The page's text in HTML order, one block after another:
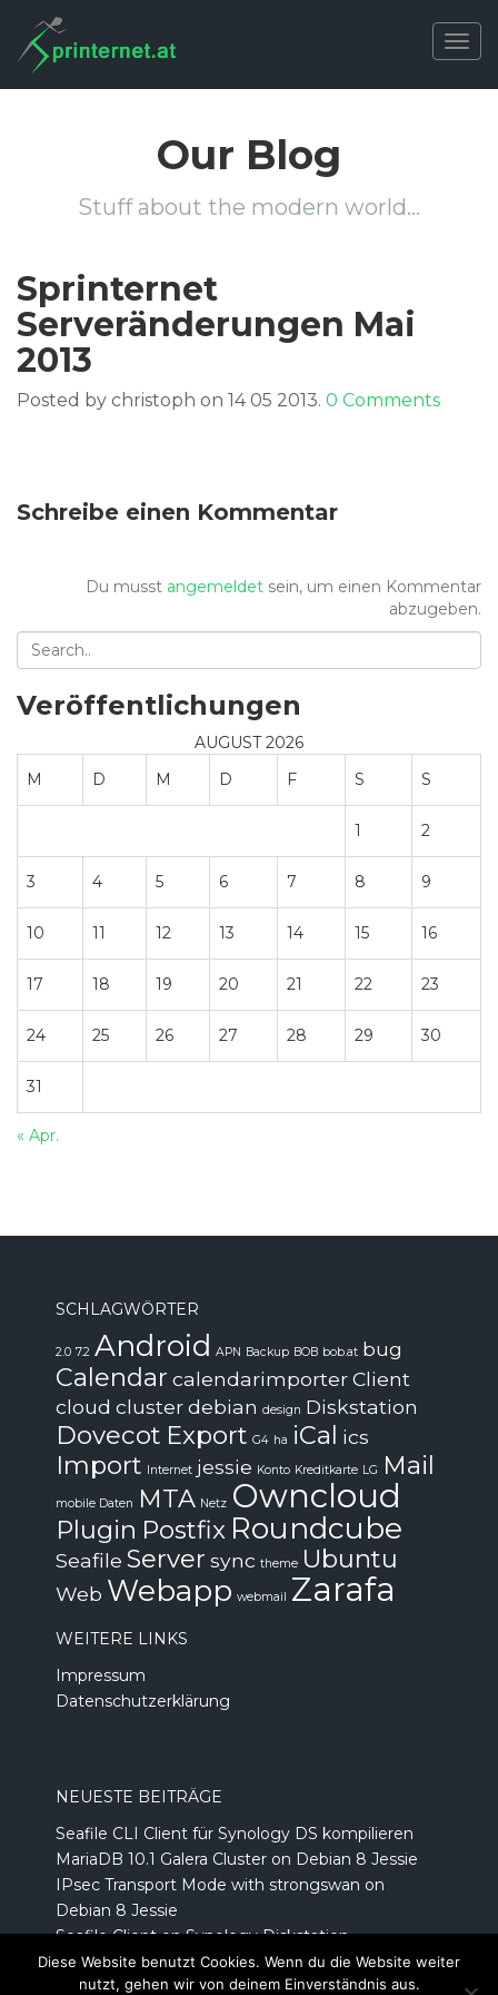
Our Blog
Stuff about the modern world…
Sprinternet
Serveränderungen Mai
2013
Posted by christoph on 14 05 2013. 0 Comments
Schreibe einen Kommentar
Du musst angemeldet sein, um einen Kommentar
abzugeben.
Veröffentlichungen
AUGUST 2026
M
D M D F S S
1 2
3 4 5 6 7 8 9
10 11 12 13 14 15 16
17 18 19 20 21 22 23
24 25 26 27 28 29 30
31
« Apr.
SCHLAGWÖRTER
2.0 7.2 Android APN Backup BOB bob.at bug
Calendar calendarimporterClient
cloud clusterdebian design Diskstation
Dovecot Export G4 ha iCal ics
Import Internet jessie Konto Kreditkarte LG Mail
mobile Daten MTA Netz Owncloud
Plugin Postfix Roundcube
Seafile Server sync theme Ubuntu
Web Webapp webmail Zarafa
WEITERE LINKS
Impressum
Datenschutzerklärung
NEUESTE BEITRÄGE
Seafile CLI Client für Synology DS kompilieren
MariaDB 10.1 Galera Cluster on Debian 8 Jessie
IPsec Transport Mode with strongswan on
Debian 8 Jessie
Seafile Client on Synology Diskstation
Prepaid Kreditkarte von number26.de
Diese Website benutzt Cookies. Wenn du die Website weiter
nutzt, gehen wir von deinem Einverständnis aus.